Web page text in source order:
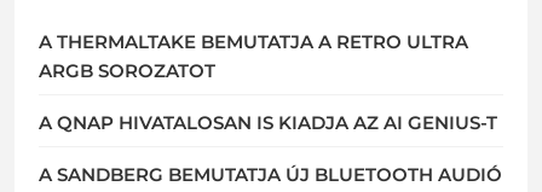
A THERMALTAKE BEMUTATJA A RETRO ULTRA
ARGB SOROZATOT
A QNAP HIVATALOSAN IS KIADJA AZ AI GENIUS-T
A SANDBERG BEMUTATJA ÚJ BLUETOOTH AUDIÓ